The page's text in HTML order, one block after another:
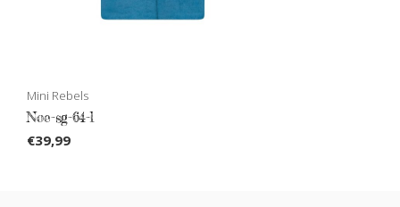
Mini Rebels
Noe-sg-64-l
€39,99